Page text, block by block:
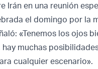
Irán en una reunión
el domingo por la
«Tenemos los ojos
muchas
cualquier escenario».